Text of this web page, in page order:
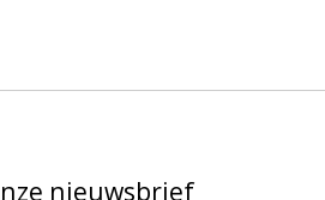
nieuwsbrief